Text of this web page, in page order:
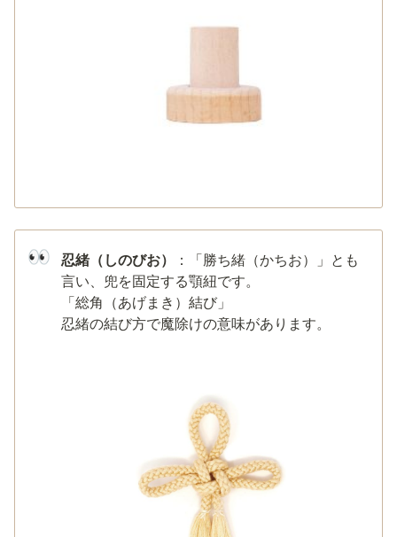
👀 忍緒（しのびお）
：「勝ち緒（かちお）」とも
言い、兜を固定する顎紐です。
「総角（あげまき）結び」
忍緒の結び方で魔除けの意味があります。